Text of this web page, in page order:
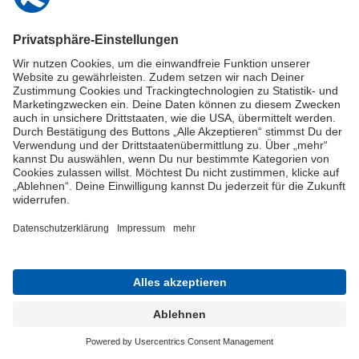
Online-Schuldnerberatung
Stellen Sie hier Ihre Fragen und erhalten Sie kostenlos und umgehend
Informationen von unseren Schuldnerberater:innen.
Beratungshotline: 0800 / 5035851
Spendenkonto
© Stiftung Deutschland im Plus 2021